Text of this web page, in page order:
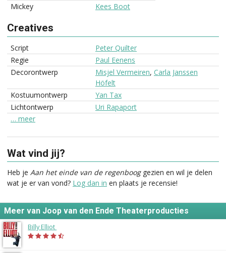
Mickey
Kees Boot
Creatives
Script
Peter Quilter
Regie
Paul Eenens
Decorontwerp
Misjel Vermeiren, Carla Janssen
Höfelt
Kostuumontwerp
Yan Tax
Lichtontwerp
Uri Rapaport
… meer
Wat vind jij?
Heb je Aan het einde van de regenbooggezien en wil je delen
wat je er van vond? Log dan in en plaats je recensie!
Meer van Joop van den Ende Theaterproducties
Billy Elliot